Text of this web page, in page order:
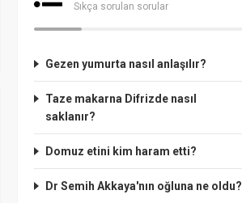
Sıkça sorulan sorular
Gezen yumurta nasıl anlaşılır?
Taze makarna Difrizde nasıl
saklanır?
Domuz etini kim haram etti?
Dr Semih Akkaya'nın oğluna ne oldu?